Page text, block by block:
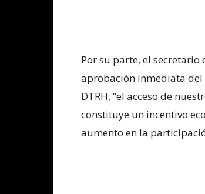
Por su parte, el secretario
aprobación inmediata del
DTRH, “el acceso de
constituye un incentivo
aumento en la